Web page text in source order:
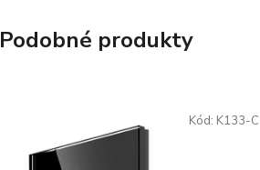
Podobné produkty
Kód: K133-C